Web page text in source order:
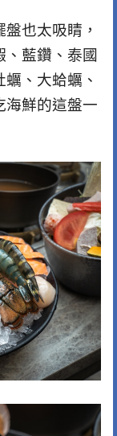
也太吸睛，
、藍鑽、泰國
、大蛤蠣、
海鮮的這盤一